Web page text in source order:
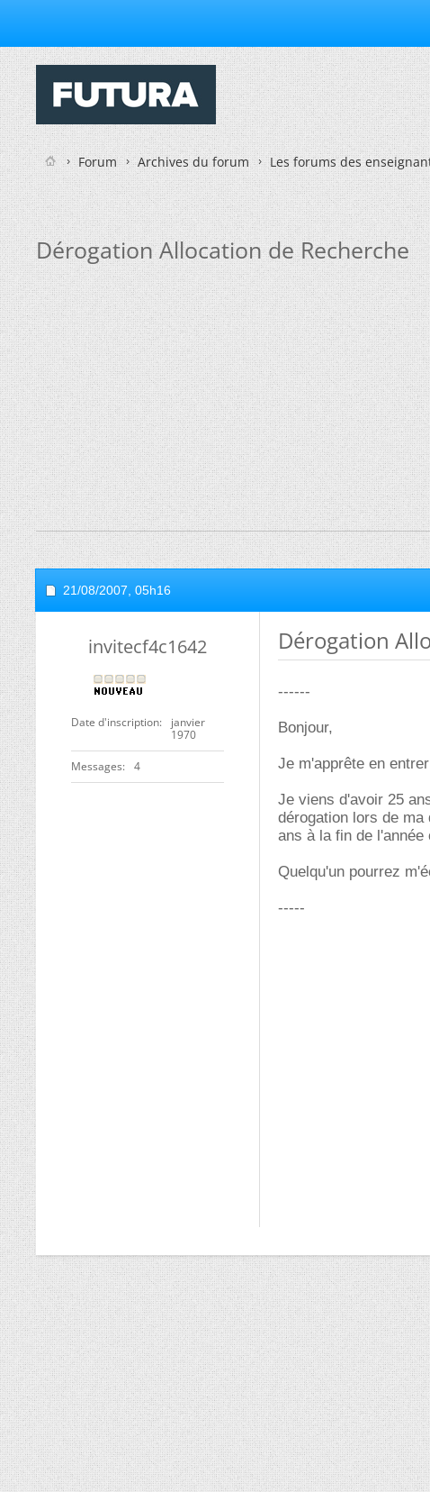
Forum Archives du forum Les forums des
Dérogation Allocation de Recherche
21/08/2007, 05h16
invitecf4c1642
Date d'inscription
janvier
1970
Messages 4
Dérogation
------
Bonjour,
Je m'apprête en
Je viens d'avoir 25
dérogation lors de ma
ans à la fin de
Quelqu'un pourrez
-----